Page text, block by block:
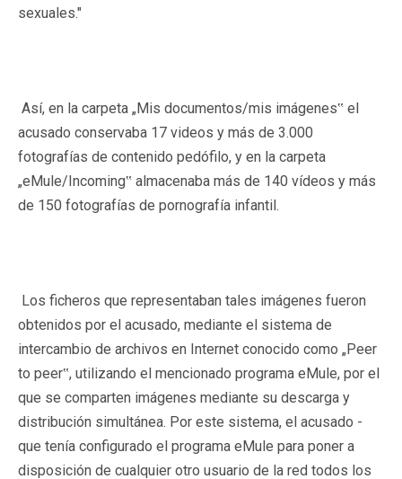
sexuales."
Así, en la carpeta „Mis documentos/mis imágenes‟ el
acusado conservaba 17 videos y más de 3.000
fotografías de contenido pedófilo, y en la carpeta
„eMule/Incoming‟ almacenaba más de 140 vídeos y más
de 150 fotografías de pornografía infantil.
Los ficheros que representaban tales imágenes fueron
obtenidos por el acusado, mediante el sistema de
intercambio de archivos en Internet conocido como „Peer
to peer‟, utilizando el mencionado programa eMule, por el
que se comparten imágenes mediante su descarga y
distribución simultánea. Por este sistema, el acusado -
que tenía configurado el programa eMule para poner a
disposición de cualquier otro usuario de la red todos los